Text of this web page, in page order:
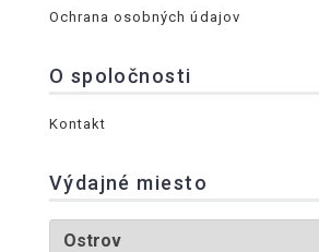
Ochrana osobných údajov
O spoločnosti
Kontakt
Výdajné miesto